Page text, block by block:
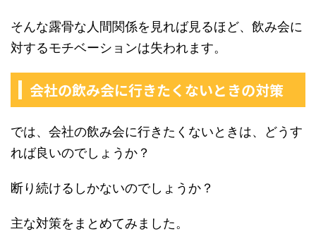
そんな露骨な人間関係を見れば見るほど、飲み会に
対するモチベーションは失われます。
会社の飲み会に行きたくないときの対策
では、会社の飲み会に行きたくないときは、どうす
れば良いのでしょうか？
断り続けるしかないのでしょうか？
主な対策をまとめてみました。